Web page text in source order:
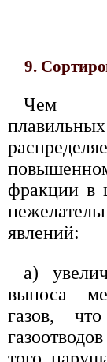
9.
Чем
фракции в
явлений:
а)
выноса
газов,